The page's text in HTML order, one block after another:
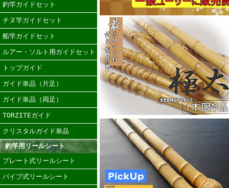
釣竿ガイドセット
チヌ竿ガイドセット
船竿ガイドセット
ルアー・ソルト用ガイドセット
トップガイド
ガイド単品（片足）
ガイド単品（両足）
TORZITEガイド
クリスタルガイド単品
釣竿用リールシート
プレート式リールシート
パイプ式リールシート